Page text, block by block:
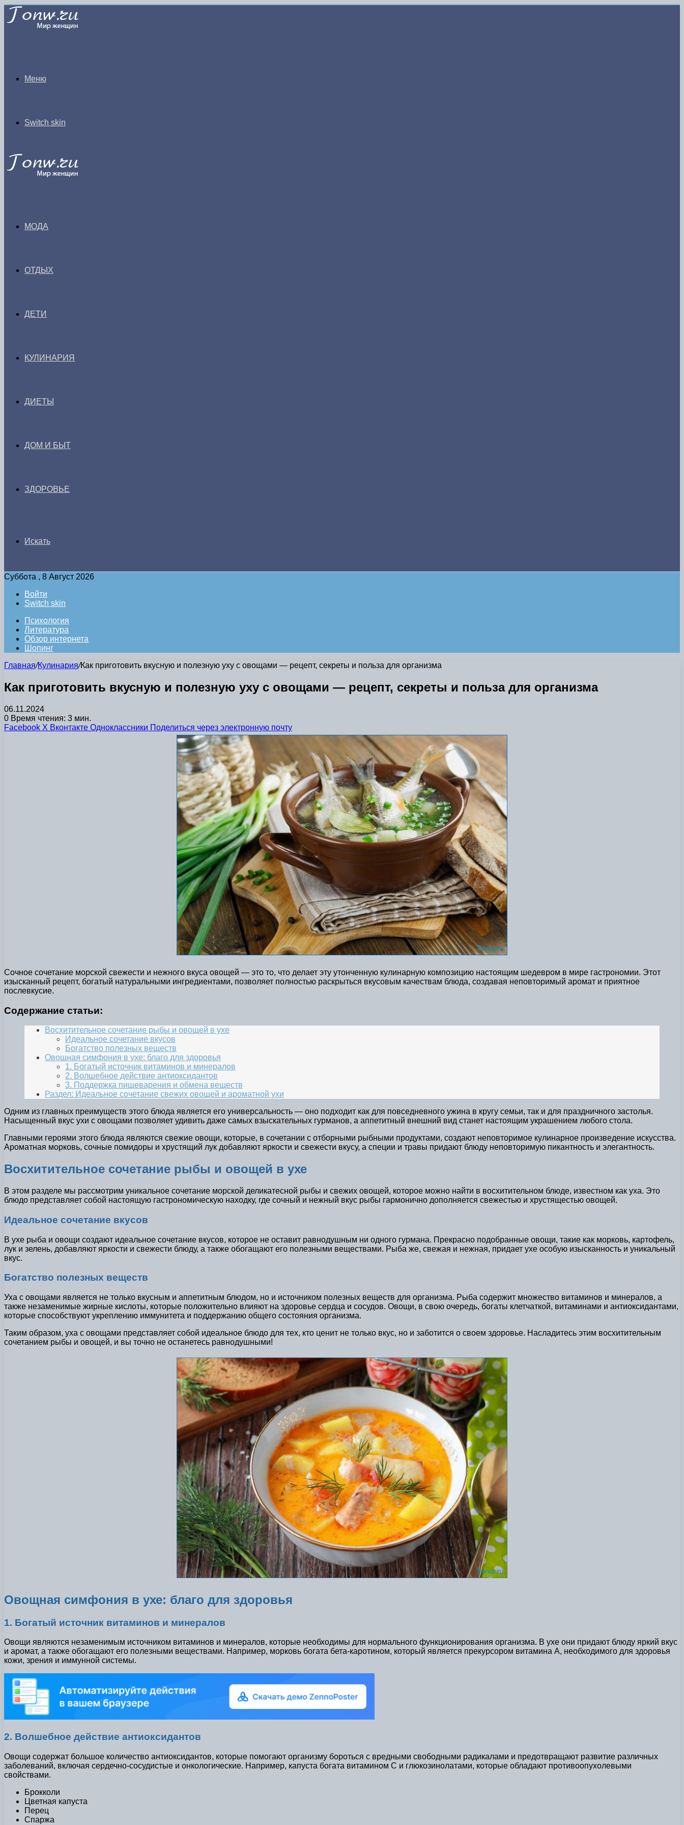
Меню
Switch skin
МОДА
ОТДЫХ
ДЕТИ
КУЛИНАРИЯ
ДИЕТЫ
ДОМ И БЫТ
ЗДОРОВЬЕ
Искать
Суббота , 8 Август 2026
Войти
Switch skin
Психология
Литература
Обзор интернета
Шопинг
Главная/Кулинария/Как приготовить вкусную и полезную уху с овощами — рецепт, секреты и польза для организма
Как приготовить вкусную и полезную уху с овощами — рецепт, секреты и польза для организма
06.11.2024
0 Время чтения: 3 мин.
Facebook X Вконтакте Одноклассники Поделиться через электронную почту
Сочное сочетание морской свежести и нежного вкуса овощей — это то, что делает эту утонченную кулинарную композицию настоящим шедевром в мире гастрономии. Этот
изысканный рецепт, богатый натуральными ингредиентами, позволяет полностью раскрыться вкусовым качествам блюда, создавая неповторимый аромат и приятное
послевкусие.
Содержание статьи:
Восхитительное сочетание рыбы и овощей в ухе
Идеальное сочетание вкусов
Богатство полезных веществ
Овощная симфония в ухе: благо для здоровья
1. Богатый источник витаминов и минералов
2. Волшебное действие антиоксидантов
3. Поддержка пищеварения и обмена веществ
Раздел: Идеальное сочетание свежих овощей и ароматной ухи
Одним из главных преимуществ этого блюда является его универсальность — оно подходит как для повседневного ужина в кругу семьи, так и для праздничного застолья.
Насыщенный вкус ухи с овощами позволяет удивить даже самых взыскательных гурманов, а аппетитный внешний вид станет настоящим украшением любого стола.
Главными героями этого блюда являются свежие овощи, которые, в сочетании с отборными рыбными продуктами, создают неповторимое кулинарное произведение искусства.
Ароматная морковь, сочные помидоры и хрустящий лук добавляют яркости и свежести вкусу, а специи и травы придают блюду неповторимую пикантность и элегантность.
Восхитительное сочетание рыбы и овощей в ухе
В этом разделе мы рассмотрим уникальное сочетание морской деликатесной рыбы и свежих овощей, которое можно найти в восхитительном блюде, известном как уха. Это
блюдо представляет собой настоящую гастрономическую находку, где сочный и нежный вкус рыбы гармонично дополняется свежестью и хрустящестью овощей.
Идеальное сочетание вкусов
В ухе рыба и овощи создают идеальное сочетание вкусов, которое не оставит равнодушным ни одного гурмана. Прекрасно подобранные овощи, такие как морковь, картофель,
лук и зелень, добавляют яркости и свежести блюду, а также обогащают его полезными веществами. Рыба же, свежая и нежная, придает ухе особую изысканность и уникальный
вкус.
Богатство полезных веществ
Уха с овощами является не только вкусным и аппетитным блюдом, но и источником полезных веществ для организма. Рыба содержит множество витаминов и минералов, а
также незаменимые жирные кислоты, которые положительно влияют на здоровье сердца и сосудов. Овощи, в свою очередь, богаты клетчаткой, витаминами и антиоксидантами,
которые способствуют укреплению иммунитета и поддержанию общего состояния организма.
Таким образом, уха с овощами представляет собой идеальное блюдо для тех, кто ценит не только вкус, но и заботится о своем здоровье. Насладитесь этим восхитительным
сочетанием рыбы и овощей, и вы точно не останетесь равнодушными!
Овощная симфония в ухе: благо для здоровья
1. Богатый источник витаминов и минералов
Овощи являются незаменимым источником витаминов и минералов, которые необходимы для нормального функционирования организма. В ухе они придают блюду яркий вкус
и аромат, а также обогащают его полезными веществами. Например, морковь богата бета-каротином, который является прекурсором витамина А, необходимого для здоровья
кожи, зрения и иммунной системы.
2. Волшебное действие антиоксидантов
Овощи содержат большое количество антиоксидантов, которые помогают организму бороться с вредными свободными радикалами и предотвращают развитие различных
заболеваний, включая сердечно-сосудистые и онкологические. Например, капуста богата витамином С и глюкозинолатами, которые обладают противоопухолевыми
свойствами.
Брокколи
Цветная капуста
Перец
Спаржа